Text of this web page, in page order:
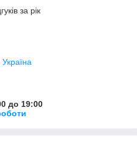
за рік
до 19:00